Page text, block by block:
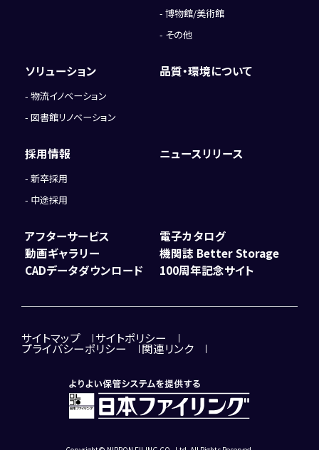
博物館/美術館
その他
ソリューション
物流イノベーション
図書館リノベーション
品質・環境について
採用情報
新卒採用
中途採用
ニュースリリース
アフターサービス
電子カタログ
動画ギャラリー
機関誌 Better Storage
CADデータダウンロード
100周年記念サイト
サイトマップ サイトポリシー
プライバシーポリシー 関連リンク